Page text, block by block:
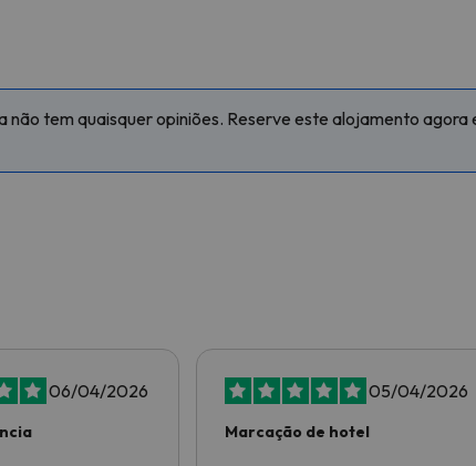
não tem quaisquer opiniões. Reserve este alojamento agora
06/04/2026 05/04/2026
Marcação de hotel